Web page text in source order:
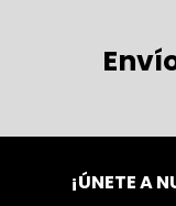
¡ÚNETE A